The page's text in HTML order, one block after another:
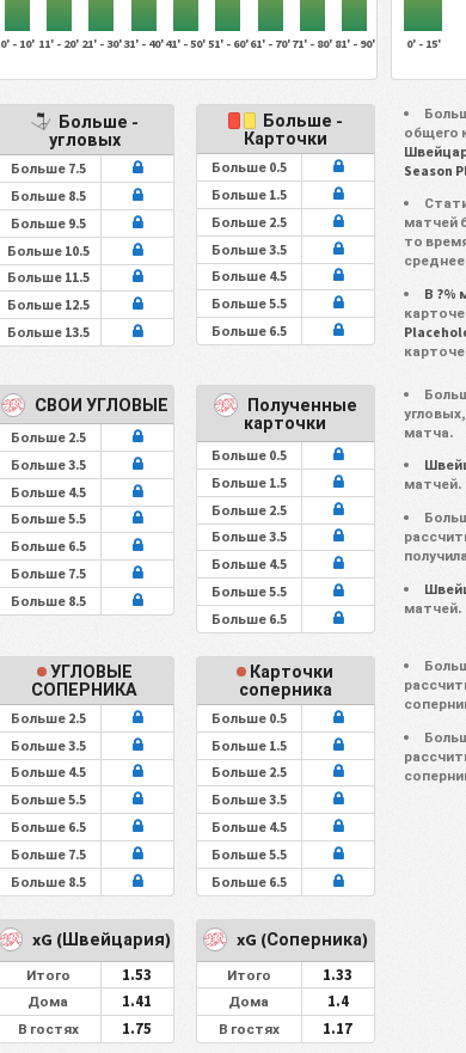
0' - 10' 11' - 20' 21' - 30'31' - 40'41' - 50'51' - 60'61' - 70'71' - 80' 81' - 90' 0' - 15'
Больше -
угловых
Больше 7.5
Больше 8.5
Больше 9.5
Больше 10.5
Больше 11.5
Больше 12.5
Больше 13.5
Больше -
Карточки
Больше 0.5
Больше 1.5
Больше 2.5
Больше 3.5
Больше 4.5
Больше 5.5
Больше 6.5
общего
Season
матчей
то
В ?%
СВОИ УГЛОВЫЕ
Больше 2.5
Больше 3.5
Больше 4.5
Больше 5.5
Больше 6.5
Больше 7.5
Больше 8.5
Полученные
карточки
Больше 0.5
Больше 1.5
Больше 2.5
Больше 3.5
Больше 4.5
Больше 5.5
Больше 6.5
матча.
матчей.
матчей.
УГЛОВЫЕ
СОПЕРНИКА
Больше 2.5
Больше 3.5
Больше 4.5
Больше 5.5
Больше 6.5
Больше 7.5
Больше 8.5
Карточки
соперника
Больше 0.5
Больше 1.5
Больше 2.5
Больше 3.5
Больше 4.5
Больше 5.5
Больше 6.5
xG (Швейцария)
Итого 1.53
Дома 1.41
В гостях 1.75
xG (Соперника)
Итого 1.33
Дома 1.4
В гостях 1.17